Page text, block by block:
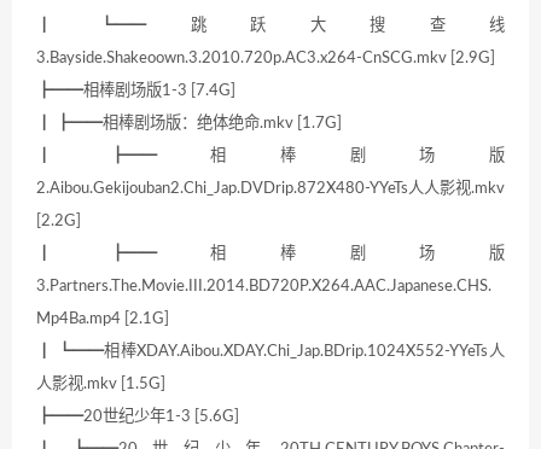
┃ ┗━━跳跃大搜查线
3.Bayside.Shakeoown.3.2010.720p.AC3.x264-CnSCG.mkv [2.9G]
┣━━相棒剧场版1-3 [7.4G]
┃ ┣━━相棒剧场版：绝体绝命.mkv [1.7G]
┃ ┣━━相棒剧场版
2.Aibou.Gekijouban2.Chi_Jap.DVDrip.872X480-YYeTs人人影视.mkv
[2.2G]
┃ ┣━━相棒剧场版
3.Partners.The.Movie.III.2014.BD720P.X264.AAC.Japanese.CHS.
Mp4Ba.mp4 [2.1G]
┃ ┗━━相棒XDAY.Aibou.XDAY.Chi_Jap.BDrip.1024X552-YYeTs人
人影视.mkv [1.5G]
┣━━20世纪少年1-3 [5.6G]